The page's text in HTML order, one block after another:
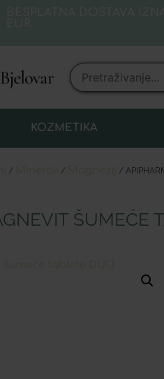
KOZMETIKA
/ / /
ŠUMEĆE